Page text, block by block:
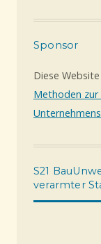
Sponsor
Diese
Methoden
S21
verarmter